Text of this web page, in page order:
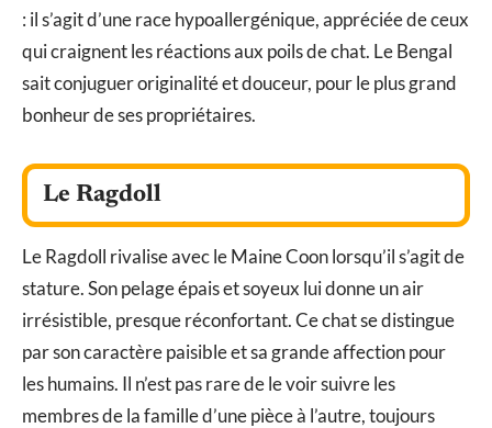
: il s’agit d’une race hypoallergénique, appréciée de ceux
qui craignent les réactions aux poils de chat. Le Bengal
sait conjuguer originalité et douceur, pour le plus grand
bonheur de ses propriétaires.
Le Ragdoll
Le Ragdoll rivalise avec le Maine Coon lorsqu’il s’agit de
stature. Son pelage épais et soyeux lui donne un air
irrésistible, presque réconfortant. Ce chat se distingue
par son caractère paisible et sa grande affection pour
les humains. Il n’est pas rare de le voir suivre les
membres de la famille d’une pièce à l’autre, toujours